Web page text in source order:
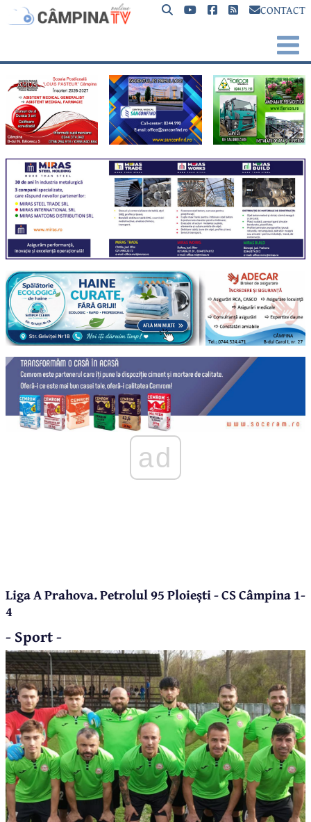
CONTACT
ad
Liga A Prahova. Petrolul 95 Ploiești - CS Câmpina 1-
4
- Sport -